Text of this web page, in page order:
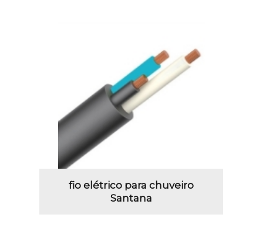
fio elétrico para chuveiro
Santana